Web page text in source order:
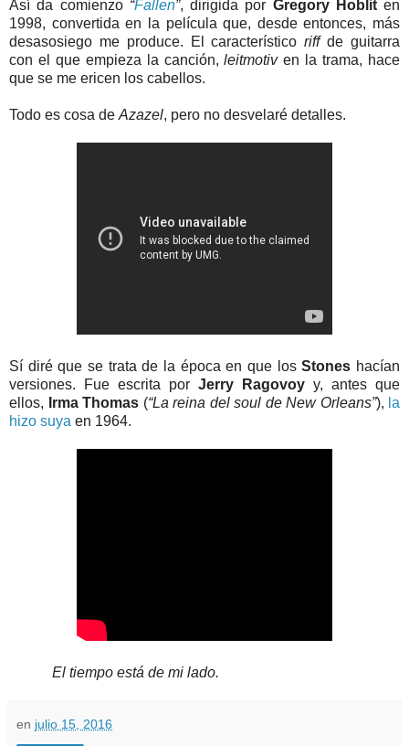
Así da comienzo “Fallen”, dirigida por Gregory Hobliten
1998, convertida en la película que, desde entonces, más
desasosiego me produce. El característicoriffde guitarra
con el que empieza la canción,leitmotiven la trama, hace
que se me ericen los cabellos.
Todo es cosa de Azazel, pero no desvelaré detalles.
Sí diré que se trata de la época en que losStones hacían
versiones. Fue escrita por Jerry Ragovoy y, antes que
ellos,
Irma Thomas (“La reina del soul de New Orleans”), la
hizo suya en 1964.
El tiempo está de mi lado.
en julio 15, 2016